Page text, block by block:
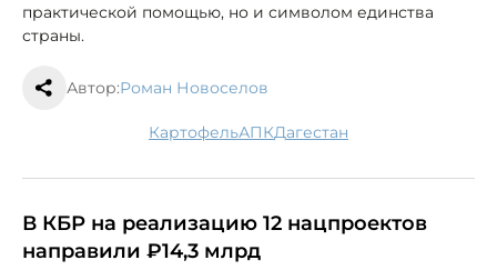
практической помощью, но и символом единства
страны.
Автор:Роман Новоселов
картофель АПК Дагестан
В КБР на реализацию 12 нацпроектов
направили ₽14,3 млрд